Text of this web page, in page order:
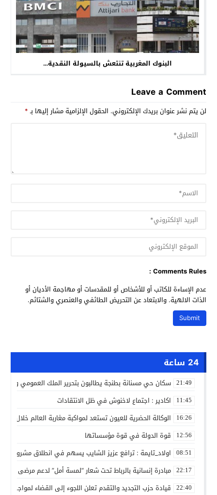
البنوك المغربية تنتعش بالسيولة النقدية…
Leave a Comment
لن يتم نشر عنوان بريدك الإلكتروني. الحقول الإلزامية مشار إليها بـ*
Comments Rules :
عدم الإساءة للكاتب أو للأشخاص أو للمقدسات أو مهاجمة الأديان أو
الذات الالهية. والابتعاد عن التحريض الطائفي والعنصري والشتائم.
24 ساعة
21:49 سكان حي مسنانة بطنجة يطالبون بتحرير الملك العمومي
11:45 اكادير : اجتماع لاخنوش في ظل الانتقادات
16:26 الوكالة الحضرية للعيون تستعد لمواكبة مغاربة العالم خلال
12:56 قوة الدولة في قوة مؤسساتها
08:51 اولاد_تايمة : ترافع عزيز الشايب يسهم في انطلاق مشروع
22:17 مبادرة إنسانية بالرباط تحت شعار “لمسة أمل” لدعم مرضى
22:40 قيادة حزب التجديد والتقدم تعلن اللجوء إلى القضاء لمواجهة